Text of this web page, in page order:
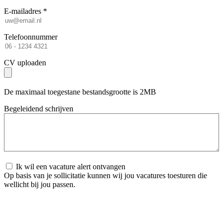
E-mailadres *
Telefoonnummer
CV uploaden
De maximaal toegestane bestandsgrootte is 2MB
Begeleidend schrijven
Ik wil een vacature alert ontvangen
Op basis van je sollicitatie kunnen wij jou vacatures toesturen die
wellicht bij jou passen.